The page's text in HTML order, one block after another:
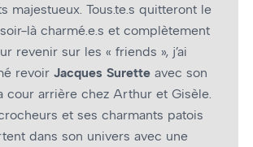
majestueux. Tous.te.s quitteront le
là charmé.e.s et complètement
revenir sur les « friends », j’ai
revoir Jacques Surette avec son
cour arrière chez Arthur et Gisèle.
et ses charmants patois
dans son univers avec une